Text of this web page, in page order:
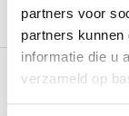
partners voor
partners
informatie die u
verzameld op
Stel je
Klik hier